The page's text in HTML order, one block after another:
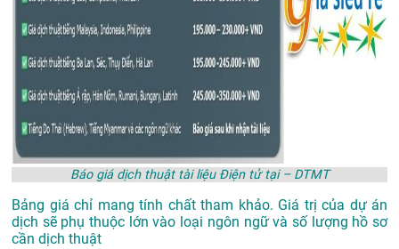
Báo giá dịch thuật tài liệu Điện tử tại – DTMT
Bảng giá chỉ mang tính chất tham khảo. Giá trị của dự án
dịch sẽ phụ thuộc lớn vào loại ngôn ngữ và số lượng hồ sơ
cần dịch thuật